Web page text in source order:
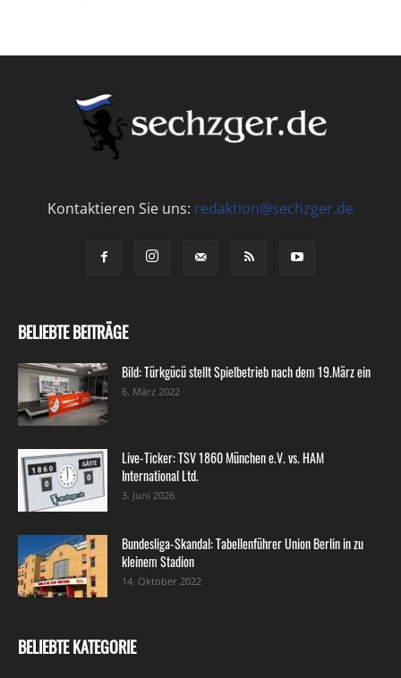
Kontaktieren Sie uns: redaktion@sechzger.de
BELIEBTE BEITRÄGE
Bild: Türkgücü stellt Spielbetrieb nach dem 19.März ein
6. März 2022
Live-Ticker: TSV 1860 München e.V. vs. HAM
International Ltd.
3. Juni 2026
Bundesliga-Skandal: Tabellenführer Union Berlin in zu
kleinem Stadion
14. Oktober 2022
BELIEBTE KATEGORIE